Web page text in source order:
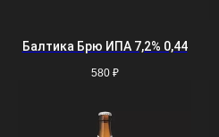
Балтика Брю ИПА 7,2% 0,44
580 ₽